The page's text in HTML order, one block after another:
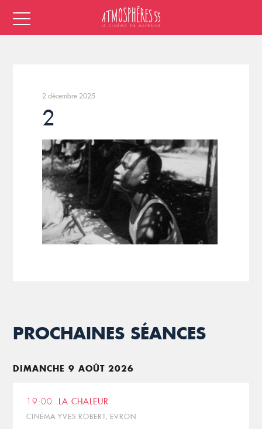
2 décembre 2025
2
PROCHAINES SÉANCES
DIMANCHE 9 AOÛT 2026
19:00 LA CHALEUR
CINÉMA YVES ROBERT, EVRON